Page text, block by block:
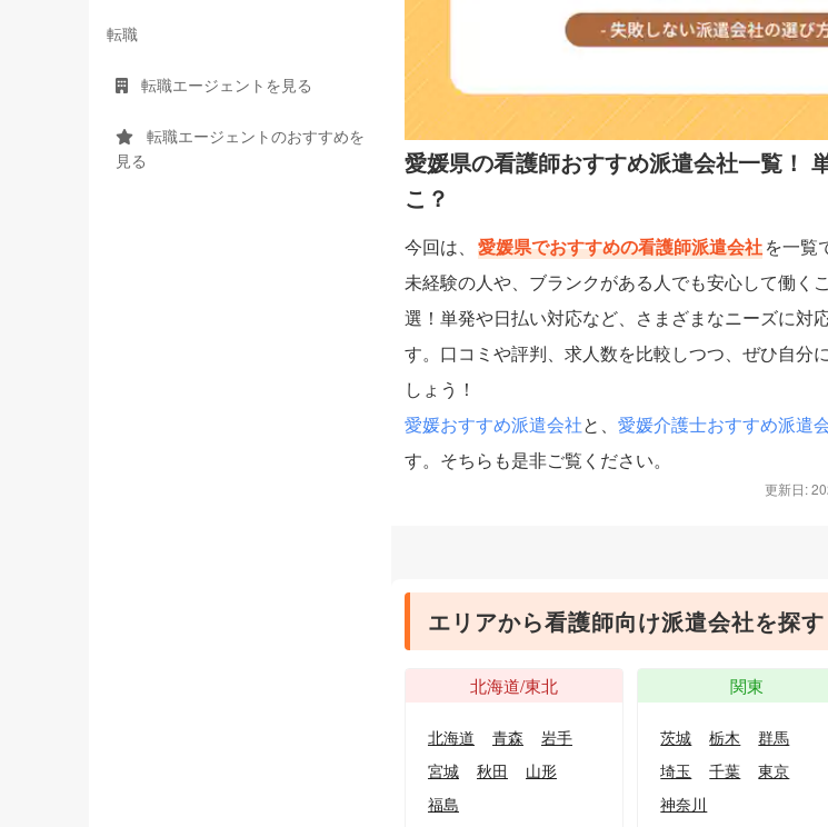
転職
転職エージェントを見る
転職エージェントのおすすめを
見る
愛媛県の看護師おすすめ派遣会社一覧！
こ？
今回は、 愛媛県でおすすめの看護師派遣会社を一覧
未経験の人や、ブランクがある人でも安心して働く
選！単発や日払い対応など、さまざまなニーズに対
す。口コミや評判、求人数を比較しつつ、ぜひ自分
しょう！
愛媛おすすめ派遣会社と、 愛媛介護士おすすめ派遣
す。そちらも是非ご覧ください。
更新日:
エリアから看護師向け派遣会社を探す
北海道/東北
北海道 青森
岩手
宮城
秋田
山形
福島
関東
茨城 栃木
群馬
埼玉
千葉
東京
神奈川